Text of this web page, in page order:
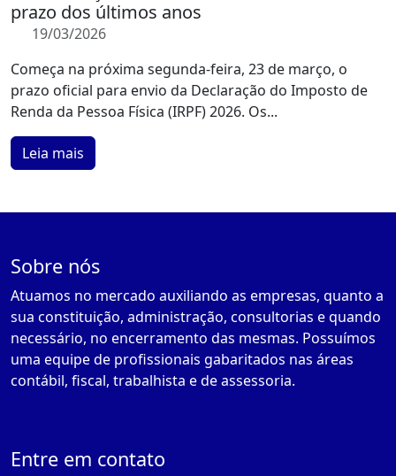
prazo dos últimos anos
19/03/2026
Começa na próxima segunda-feira, 23 de março, o
prazo oficial para envio da Declaração do Imposto de
Renda da Pessoa Física (IRPF) 2026. Os...
Leia mais
Sobre nós
Atuamos no mercado auxiliando as empresas, quanto a
sua constituição, administração, consultorias e quando
necessário, no encerramento das mesmas. Possuímos
uma equipe de profissionais gabaritados nas áreas
contábil, fiscal, trabalhista e de assessoria.
Entre em contato